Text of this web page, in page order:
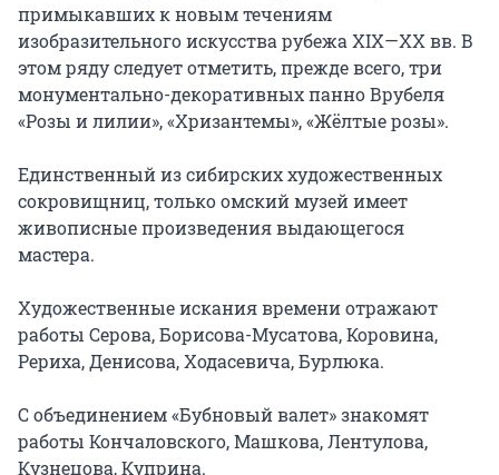
примыкавших к новым течениям
изобразительного искусства рубежа XIX—ХХ вв. В
этом ряду следует отметить, прежде всего, три
монументально-декоративных панно Врубеля
«Розы и лилии», «Хризантемы», «Жёлтые розы».
Единственный из сибирских художественных
сокровищниц, только омский музей имеет
живописные произведения выдающегося
мастера.
Художественные искания времени отражают
работы Серова, Борисова-Мусатова, Коровина,
Рериха, Денисова, Ходасевича, Бурлюка.
С объединением «Бубновый валет» знакомят
работы Кончаловского, Машкова, Лентулова,
Кузнецова, Куприна.